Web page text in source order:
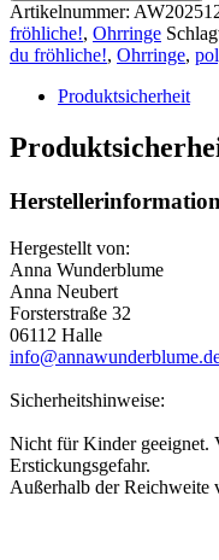
Artikelnummer:
fröhliche!, Ohrringe
du fröhliche!, Ohrringe,
Produktsicherheit
Hergestellt von:
Anna Wunderblume
Anna Neubert
Forsterstraße 32
06112 Halle
Sicherheitshinweise:
Nicht für Kinder geeignet.
Erstickungsgefahr.
Außerhalb der Reichweite